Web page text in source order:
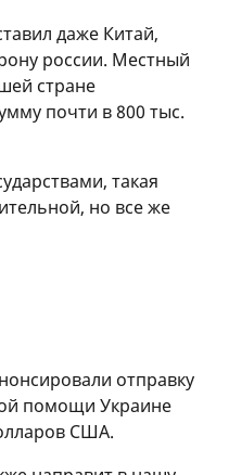
даже Китай,
россии. Местный
стране
почти в 800 тыс.
такая
но все же
отправку
помощи Украине
США.